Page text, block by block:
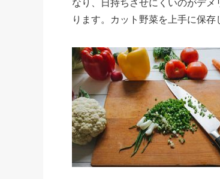
なり、日持ちさせにくいのがデ
ります。カット野菜を上手に保